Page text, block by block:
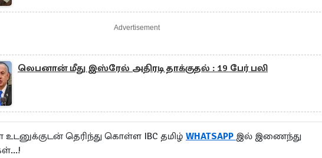
Advertisement
லெபனான் மீது இஸ்ரேல் அதிரடி தாக்குதல் : 19 பேர் பலி
தெரிந்து கொள்ள IBC தமிழ் WHATSAPP இல் இணைந்து